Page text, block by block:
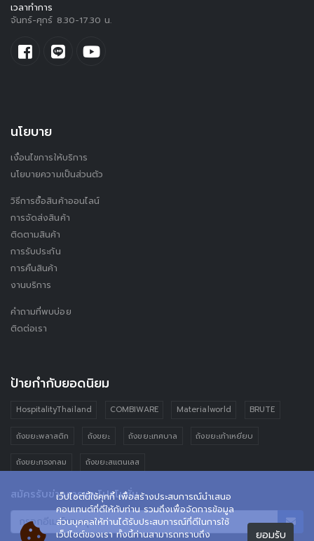
เว็ปไซต์นี้ใช้คุกกี้ เพื่อสร้างประสบการณ์นำเสนอ
คอนเทนต์ที่ดีให้กับท่าน รวมถึงเพื่อจัดการข้อมูล
ส่วนบุคคลให้ท่านได้รับประสบการณ์ที่ดีในการใช้
เว็ปไซต์ของเรา ทั้งนี้ท่านสามารถทราบถึง
ยอมรับ
เวลาทำการ
จันทร์-ศุกร์ 8.30-17.30 น.
นโยบาย
เงื่อนไขการให้บริการ
นโยบายความเป็นส่วนตัว
วิธีการซื้อสินค้าออนไลน์
การจัดส่งสินค้า
ติดตามสินค้า
การรับประกัน
การคืนสินค้า
งานบริการ
คำถามที่พบบ่อย
ติดต่อเรา
ป้ายกำกับยอดนิยม
HospitalityThailand COMBIWARE Materialworld BRUTE
ถังขยะพลาสติก ถังขยะ ถังขยะเทศบาล ถังขยะเท้าเหยียบ
ถังขยะทรงกลม ถังขยะสแตนเลส
สมัครรับข่าวสารและโปรโมชั่น